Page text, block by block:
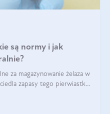
są normy i jak
za magazynowanie żelaza w
zapasy tego pierwiastka.